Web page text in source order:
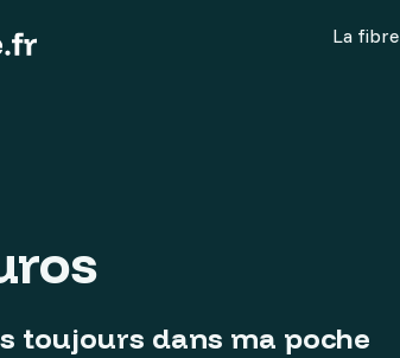
La fibre
toujours dans ma poche